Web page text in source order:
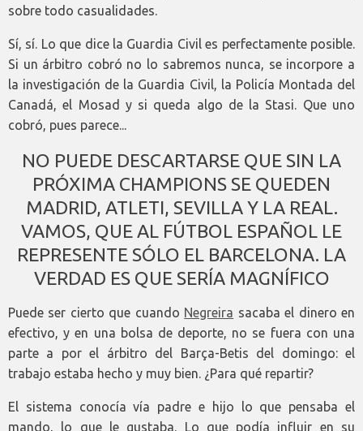
sobre todo casualidades.
Sí, sí. Lo que dice la Guardia Civil es perfectamente posible.
Si un árbitro cobró no lo sabremos nunca, se incorpore a
la investigación de la Guardia Civil, la Policía Montada del
Canadá, el Mosad y si queda algo de la Stasi. Que uno
cobró, pues parece...
NO PUEDE DESCARTARSE QUE SIN LA
PRÓXIMA CHAMPIONS SE QUEDEN
MADRID, ATLETI, SEVILLA Y LA REAL.
VAMOS, QUE AL FÚTBOL ESPAÑOL LE
REPRESENTE SÓLO EL BARCELONA. LA
VERDAD ES QUE SERÍA MAGNÍFICO
Puede ser cierto que cuando Negreira sacaba el dinero en
efectivo, y en una bolsa de deporte, no se fuera con una
parte a por el árbitro del Barça-Betis del domingo: el
trabajo estaba hecho y muy bien. ¿Para qué repartir?
El sistema conocía vía padre e hijo lo que pensaba el
mando, lo que le gustaba. Lo que podía influir en su